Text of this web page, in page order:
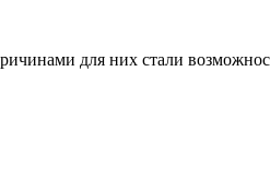
для них стали